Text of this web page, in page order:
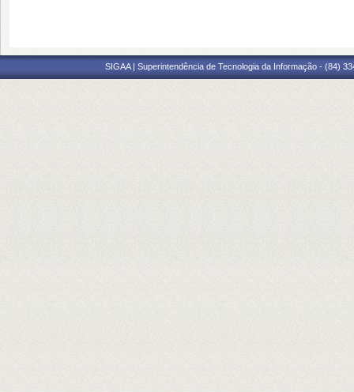
SIGAA | Superintendência de Tecnologia da Informação - (84)